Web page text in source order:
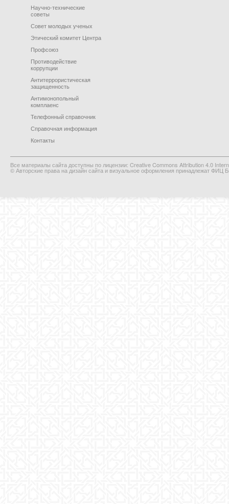
Научно-технические
советы
Совет молодых ученых
Этический комитет Центра
Профсоюз
Противодействие
коррупции
Антитеррористическая
защищенность
Антимонопольный
комплаенс
Телефонный справочник
Справочная информация
Контакты
Все материалы сайта доступны по лицензии: Creative Commons Attribution 4.0
© Авторские права на дизайн сайта и визуальное оформления принадлежат ФИЦ